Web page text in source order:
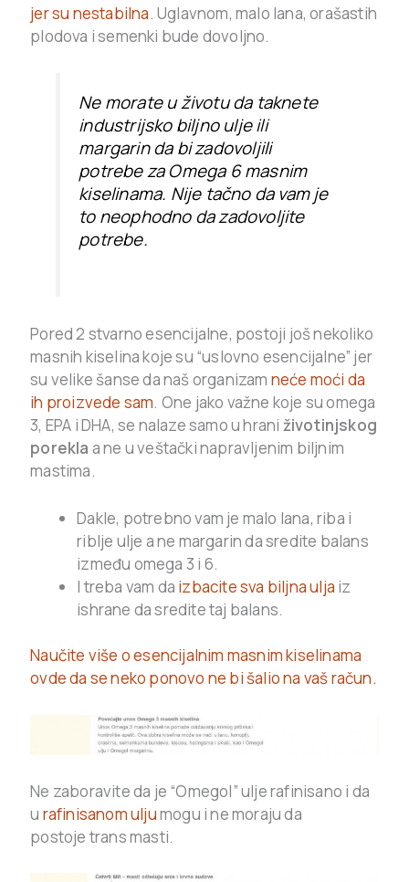
jer su nestabilna. Uglavnom, malo lana, orašastih
plodova i semenki bude dovoljno.
Ne morate u životu da taknete
industrijsko biljno ulje ili
margarin da bi zadovoljili
potrebe za Omega 6 masnim
kiselinama. Nije tačno da vam je
to neophodno da zadovoljite
potrebe.
Pored 2 stvarno esencijalne, postoji još nekoliko
masnih kiselina koje su “uslovno esencijalne” jer
su velike šanse da naš organizam neće moći da
ih proizvede sam. One jako važne koje su omega
3, EPA i DHA, se nalaze samo u hrani životinjskog
porekla a ne u veštački napravljenim biljnim
mastima.
Dakle, potrebno vam je malo lana, riba i
riblje ulje a ne margarin da sredite balans
između omega 3 i 6.
I treba vam da izbacite sva biljna ulja iz
ishrane da sredite taj balans.
Naučite više o esencijalnim masnim kiselinama
ovde da se neko ponovo ne bi šalio na vaš račun.
Ne zaboravite da je “Omegol” ulje rafinisano i da
u rafinisanom uljumogu i ne moraju da
postoje trans masti.